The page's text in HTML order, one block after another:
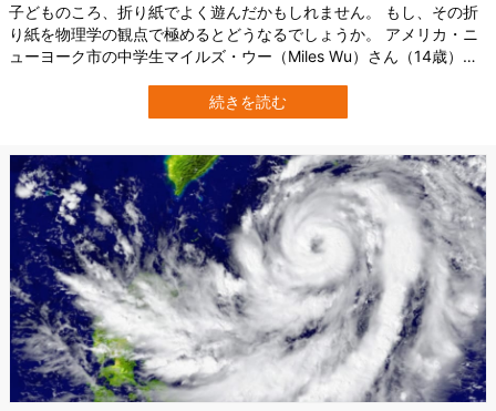
子どものころ、折り紙でよく遊んだかもしれません。 もし、その折
り紙を物理学の観点で極めるとどうなるでしょうか。 アメリカ・ニ
ューヨーク市の中学生マイルズ・ウー（Miles Wu）さん（14歳）
を物理学の視点から詳しく調べ、自重の1万倍を超える重さにも耐え
得る構造を発見しました。 彼とその研究は、全米最大級の中学生向
続きを読む